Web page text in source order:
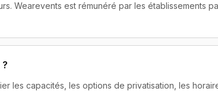
Wearevents est rémunéré par les établissements
les capacités, les options de privatisation, les